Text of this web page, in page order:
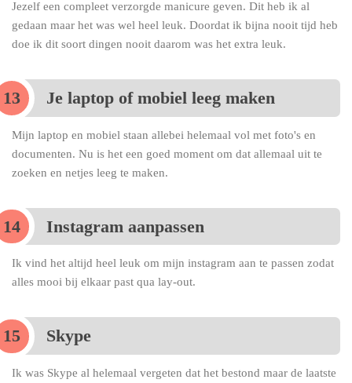
Jezelf een compleet verzorgde manicure geven. Dit heb ik al
gedaan maar het was wel heel leuk. Doordat ik bijna nooit tijd heb
doe ik dit soort dingen nooit daarom was het extra leuk.
Je laptop of mobiel leeg maken
Mijn laptop en mobiel staan allebei helemaal vol met foto's en
documenten. Nu is het een goed moment om dat allemaal uit te
zoeken en netjes leeg te maken.
Instagram aanpassen
Ik vind het altijd heel leuk om mijn instagram aan te passen zodat
alles mooi bij elkaar past qua lay-out.
Skype
Ik was Skype al helemaal vergeten dat het bestond maar de laatste